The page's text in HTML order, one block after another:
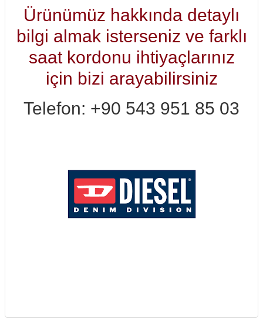
Ürünümüz hakkında detaylı
bilgi almak isterseniz ve farklı
saat kordonu ihtiyaçlarınız
için bizi arayabilirsiniz
Telefon: +90 543 951 85 03